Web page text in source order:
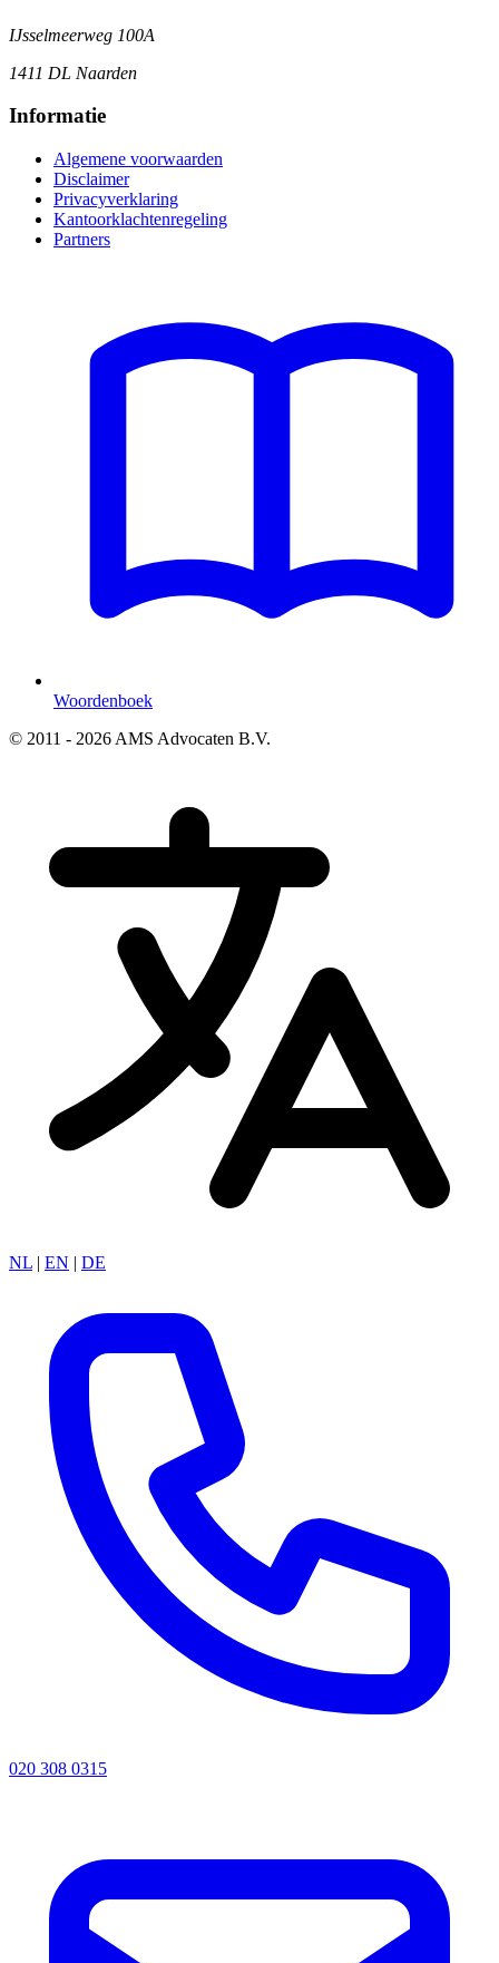
IJsselmeerweg 100A
1411 DL Naarden
Informatie
Algemene voorwaarden
Disclaimer
Privacyverklaring
Kantoorklachtenregeling
Partners
Woordenboek
© 2011 - 2026 AMS Advocaten B.V.
NL | EN | DE
020 308 0315